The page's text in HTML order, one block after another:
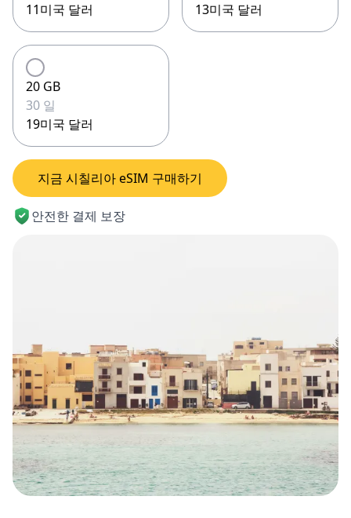
11미국 달러
13미국 달러
20 GB
30 일
19미국 달러
지금 시칠리아 eSIM 구매하기
안전한 결제 보장